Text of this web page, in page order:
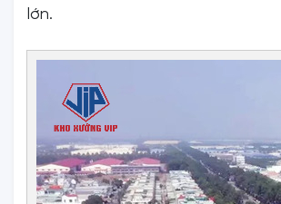
lớn.